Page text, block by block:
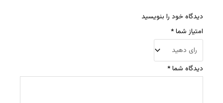
دیدگاه خود را بنویسید
امتیاز شما*
دیدگاه شما*